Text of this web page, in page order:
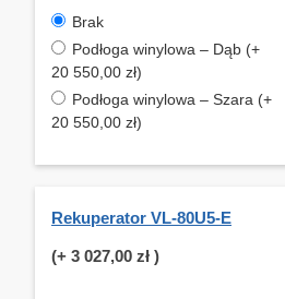
Brak
Podłoga winylowa – Dąb (+
20 550,00 zł)
Podłoga winylowa – Szara (+
20 550,00 zł)
Rekuperator VL-80U5-E
(+ 3 027,00 zł )